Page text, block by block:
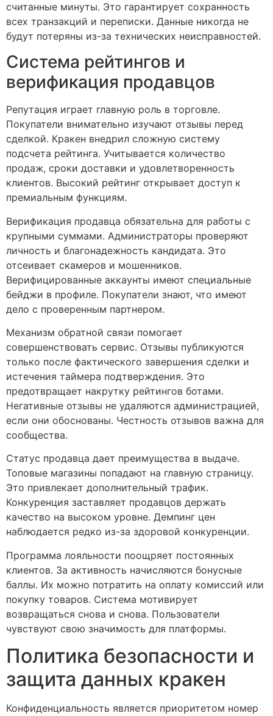
считанные минуты. Это гарантирует сохранность
всех транзакций и переписки. Данные никогда не
будут потеряны из-за технических неисправностей.
Система рейтингов и
верификация продавцов
Репутация играет главную роль в торговле.
Покупатели внимательно изучают отзывы перед
сделкой. Кракен внедрил сложную систему
подсчета рейтинга. Учитывается количество
продаж, сроки доставки и удовлетворенность
клиентов. Высокий рейтинг открывает доступ к
премиальным функциям.
Верификация продавца обязательна для работы с
крупными суммами. Администраторы проверяют
личность и благонадежность кандидата. Это
отсеивает скамеров и мошенников.
Верифицированные аккаунты имеют специальные
бейджи в профиле. Покупатели знают, что имеют
дело с проверенным партнером.
Механизм обратной связи помогает
совершенствовать сервис. Отзывы публикуются
только после фактического завершения сделки и
истечения таймера подтверждения. Это
предотвращает накрутку рейтингов ботами.
Негативные отзывы не удаляются администрацией,
если они обоснованы. Честность отзывов важна для
сообщества.
Статус продавца дает преимущества в выдаче.
Топовые магазины попадают на главную страницу.
Это привлекает дополнительный трафик.
Конкуренция заставляет продавцов держать
качество на высоком уровне. Демпинг цен
наблюдается редко из-за здоровой конкуренции.
Программа лояльности поощряет постоянных
клиентов. За активность начисляются бонусные
баллы. Их можно потратить на оплату комиссий или
покупку товаров. Система мотивирует
возвращаться снова и снова. Пользователи
чувствуют свою значимость для платформы.
Политика безопасности и
защита данных кракен
Конфиденциальность является приоритетом номер